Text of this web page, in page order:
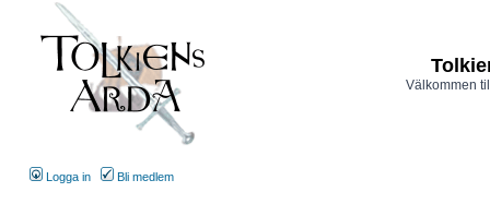
Välkommen
Logga in Bli medlem